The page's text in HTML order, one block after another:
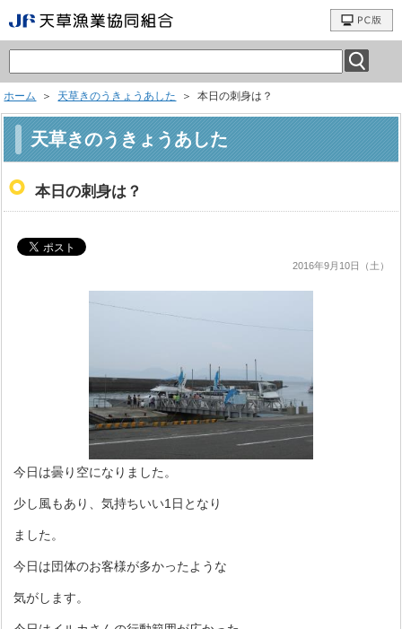
ホーム ＞ 天草きのうきょうあした ＞ 本日の刺身は？
天草きのうきょうあした
本日の刺身は？
2016年9月10日（土）
今日は曇り空になりました。
少し風もあり、気持ちいい1日となり
ました。
今日は団体のお客様が多かったような
気がします。